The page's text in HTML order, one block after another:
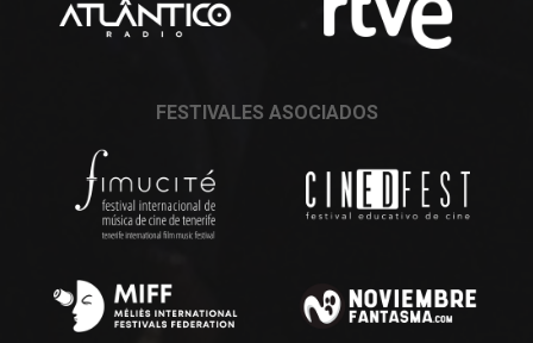
FESTIVALES ASOCIADOS